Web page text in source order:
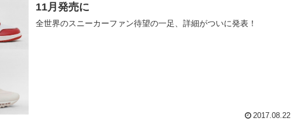
11月発売に
全世界のスニーカーファン待望の一足、詳細がついに発表！
2017.08.22